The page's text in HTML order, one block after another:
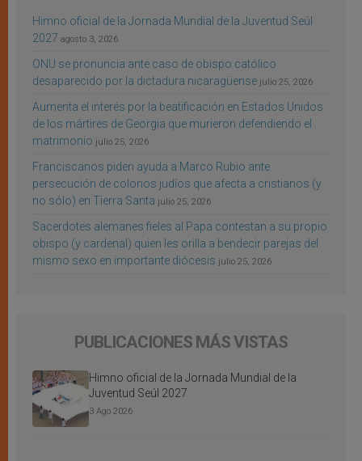
Himno oficial de la Jornada Mundial de la Juventud Seúl
2027 agosto 3, 2026
ONU se pronuncia ante caso de obispo católico
desaparecido por la dictadura nicaragüense julio 25, 2026
Aumenta el interés por la beatificación en Estados Unidos
de los mártires de Georgia que murieron defendiendo el
matrimonio julio 25, 2026
Franciscanos piden ayuda a Marco Rubio ante
persecución de colonos judíos que afecta a cristianos (y
no sólo) en Tierra Santa julio 25, 2026
Sacerdotes alemanes fieles al Papa contestan a su propio
obispo (y cardenal) quien les orilla a bendecir parejas del
mismo sexo en importante diócesis julio 25, 2026
PUBLICACIONES MÁS VISTAS
Himno oficial de la Jornada Mundial de la
Juventud Seúl 2027
3 Ago 2026